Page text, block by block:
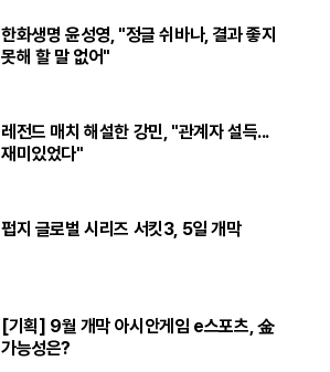
한화생명 윤성영, "정글 쉬바나, 결과 좋지
못해 할 말 없어"
레전드 매치 해설한 강민, "관계자 설득...
재미있었다"
펍지 글로벌 시리즈 서킷3, 5일 개막
[기획] 9월 개막 아시안게임 e스포츠, 金
가능성은?